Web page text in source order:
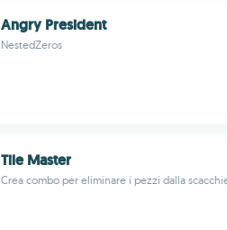
Angry President
NestedZeros
Tile Master
Crea combo per eliminare i pezzi dalla